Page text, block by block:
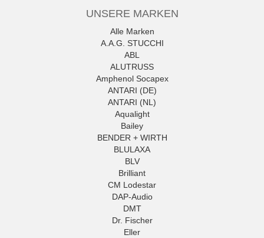
UNSERE MARKEN
Alle Marken
A.A.G. STUCCHI
ABL
ALUTRUSS
Amphenol Socapex
ANTARI (DE)
ANTARI (NL)
Aqualight
Bailey
BENDER + WIRTH
BLULAXA
BLV
Brilliant
CM Lodestar
DAP-Audio
DMT
Dr. Fischer
Eller